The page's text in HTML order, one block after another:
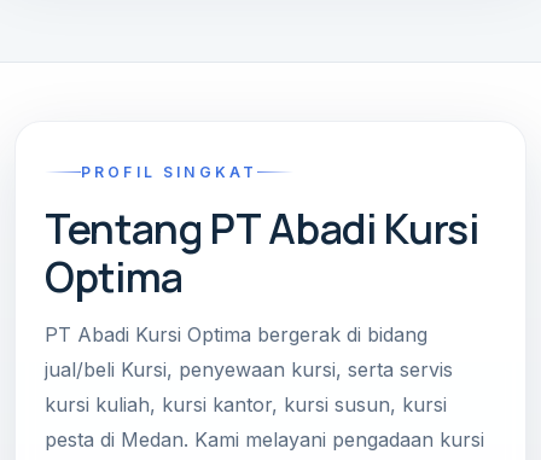
PROFIL SINGKAT
Tentang PT Abadi Kursi
Optima
PT Abadi Kursi Optima bergerak di bidang
jual/beli Kursi, penyewaan kursi, serta servis
kursi kuliah, kursi kantor, kursi susun, kursi
pesta di Medan. Kami melayani pengadaan kursi